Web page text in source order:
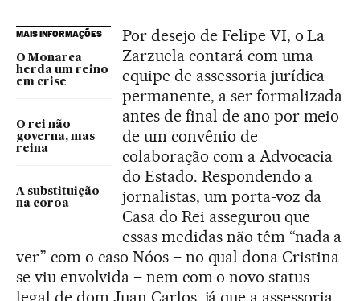
MAIS INFORMAÇÕES
O Monarca
herda um reino
em crise
O rei não
governa, mas
reina
A substituição
na coroa
Por desejo de Felipe VI, o La
Zarzuela contará com uma
equipe de assessoria jurídica
permanente, a ser formalizada
antes de final de ano por meio
de um convênio de
colaboração com a Advocacia
do Estado. Respondendo a
jornalistas, um porta-voz da
Casa do Rei assegurou que
essas medidas não têm “nada a
ver” com o caso Nóos – no qual dona Cristina
se viu envolvida – nem com o novo status
legal de dom Juan Carlos, já que a assessoria